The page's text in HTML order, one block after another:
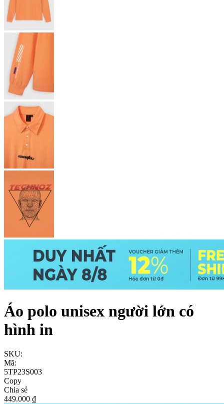
Áo polo unisex người lớn có
hình in
SKU:
Mã:
5TP23S003
Copy
Chia sẻ
449.000 ₫